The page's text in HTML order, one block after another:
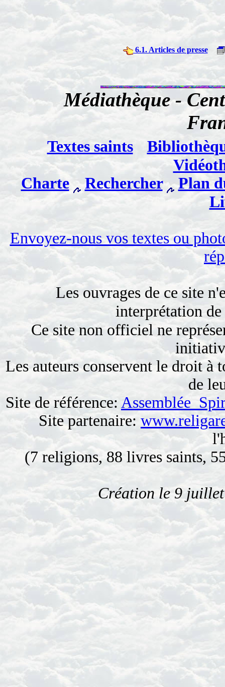
6.1. Articles de presse
Médiathèque -
Textes saints
Charte
Rechercher
Plan
Envoyez-nous vos textes ou
Les ouvrages de ce site
interprétation
Ce site non officiel ne
Les auteurs conservent le droit
de
Site de référence: Assemblée
Site partenaire:
(7 religions, 88 livres saints,
Création le 9